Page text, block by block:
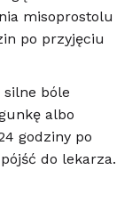
misoprostolu
po przyjęciu
bóle
albo
godziny po
do lekarza.